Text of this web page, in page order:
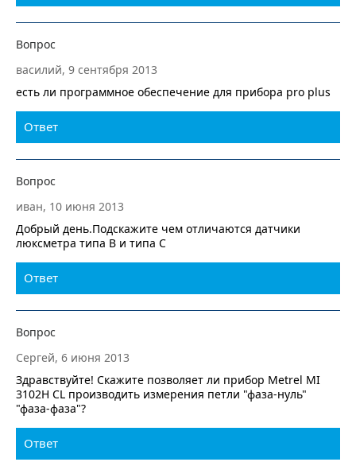
Вопрос
василий, 9 сентября 2013
есть ли программное обеспечение для прибора pro plus
Ответ
Вопрос
иван, 10 июня 2013
Добрый день.Подскажите чем отличаются датчики
люксметра типа В и типа С
Ответ
Вопрос
Сергей, 6 июня 2013
Здравствуйте! Скажите позволяет ли прибор Metrel MI
3102H CL производить измерения петли "фаза-нуль"
"фаза-фаза"?
Ответ